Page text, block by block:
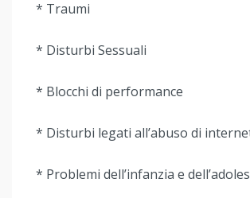
* Traumi
* Disturbi Sessuali
* Blocchi di performance
* Disturbi legati all’abuso di
* Problemi dell’infanzia e